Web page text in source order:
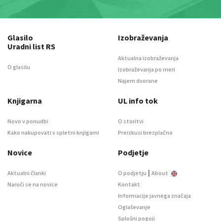
Glasilo
Uradni list RS
O glasilu
Izobraževanja
Aktualna izobraževanja
Izobraževanja po meri
Najem dvorane
Knjigarna
Novo v ponudbi
Kako nakupovati v spletni knjigarni
UL info tok
O storitvi
Preizkusi brezplačno
Novice
Aktualni članki
Naroči se na novice
Podjetje
O podjetju | About
Kontakt
Informacije javnega značaja
Oglaševanje
Splošni pogoji